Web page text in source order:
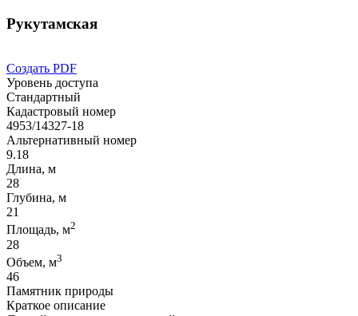
Рукутамская
Создать PDF
Уровень доступа
Стандартный
Кадастровый номер
4953/14327-18
Альтернативный номер
9.18
Длина, м
28
Глубина, м
21
Площадь, м2
28
Объем, м3
46
Памятник природы
Краткое описание